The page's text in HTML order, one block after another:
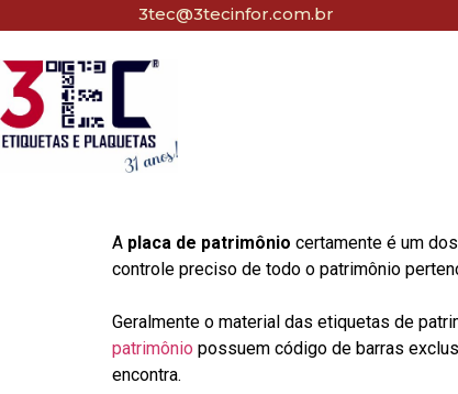
3tec@3tecinfor.com.br
A placa de patrimônio certamente é um
controle preciso de todo o patrimônio
Geralmente o material das etiquetas de
patrimônio possuem código de barras
encontra.